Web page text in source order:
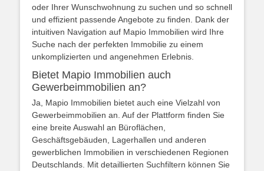
oder Ihrer Wunschwohnung zu suchen und so schnell
und effizient passende Angebote zu finden. Dank der
intuitiven Navigation auf Mapio Immobilien wird Ihre
Suche nach der perfekten Immobilie zu einem
unkomplizierten und angenehmen Erlebnis.
Bietet Mapio Immobilien auch
Gewerbeimmobilien an?
Ja, Mapio Immobilien bietet auch eine Vielzahl von
Gewerbeimmobilien an. Auf der Plattform finden Sie
eine breite Auswahl an Büroflächen,
Geschäftsgebäuden, Lagerhallen und anderen
gewerblichen Immobilien in verschiedenen Regionen
Deutschlands. Mit detaillierten Suchfiltern können Sie